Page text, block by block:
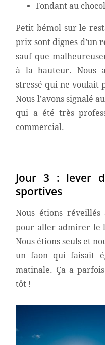
Fondant au
Petit bémol sur le
prix sont dignes d’un
sauf que
à la hauteur. Nous
stressé qui ne voulait
Nous l’avons signalé
qui a été très
commercial.
Jour 3 : lever
sportives
Nous étions
pour aller admirer le
Nous étions seuls et
un faon qui faisait
matinale. Ça a
tôt !